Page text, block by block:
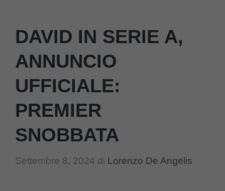
DAVID IN SERIE A,
ANNUNCIO
UFFICIALE:
PREMIER
SNOBBATA
Settembre 8, 2024 di Lorenzo De Angelis